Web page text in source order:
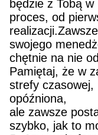
będzie z Tobą
proces, od
swojego
chętnie na nie
Pamiętaj, że w
strefy czasowej,
opóźniona,
ale zawsze
szybko, jak to